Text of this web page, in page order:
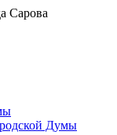
Сарова
Думы